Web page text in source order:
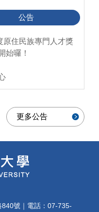
公告
原住民族專門人才獎
始囉！
更多公告
號｜電話：07-735-